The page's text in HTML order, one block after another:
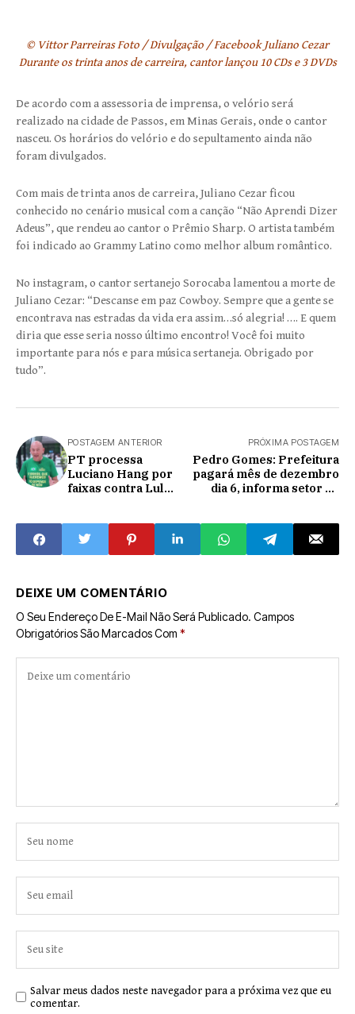
© Vittor Parreiras Foto / Divulgação / Facebook Juliano Cezar
Durante os trinta anos de carreira, cantor lançou 10 CDs e 3 DVDs
De acordo com a assessoria de imprensa, o velório será
realizado na cidade de Passos, em Minas Gerais, onde o cantor
nasceu. Os horários do velório e do sepultamento ainda não
foram divulgados.
Com mais de trinta anos de carreira, Juliano Cezar ficou
conhecido no cenário musical com a canção “Não Aprendi Dizer
Adeus”, que rendeu ao cantor o Prêmio Sharp. O artista também
foi indicado ao Grammy Latino como melhor album romântico.
No instagram, o cantor sertanejo Sorocaba lamentou a morte de
Juliano Cezar: “Descanse em paz Cowboy. Sempre que a gente se
encontrava nas estradas da vida era assim…só alegria! …. E quem
diria que esse seria nosso último encontro! Você foi muito
importante para nós e para música sertaneja. Obrigado por
tudo”.
POSTAGEM ANTERIOR
PT processa
Luciano Hang por
faixas contra Lula
Catarina
PRÓXIMA POSTAGEM
Pedro Gomes: Prefeitura
pagará mês de dezembro
dia 6, informa setor de
DEIXE UM COMENTÁRIO
O Seu Endereço De E-Mail Não Será Publicado. Campos
Obrigatórios São Marcados Com *
Salvar meus dados neste navegador para a próxima vez que eu
comentar.